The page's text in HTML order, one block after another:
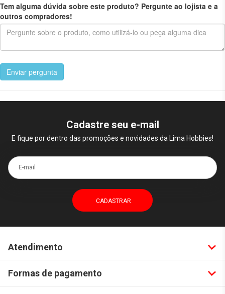
Tem alguma dúvida sobre este produto? Pergunte ao lojista e a
outros compradores!
Enviar pergunta
Cadastre seu e-mail
E fique por dentro das promoções e novidades da Lima Hobbies!
E-mail
Atendimento
Formas de pagamento